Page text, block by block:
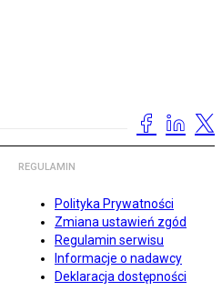
REGULAMIN
Polityka Prywatności
Zmiana ustawień zgód
Regulamin serwisu
Informacje o nadawcy
Deklaracja dostępności